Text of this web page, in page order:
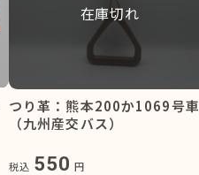
在庫切れ
つり革：熊本200か1069号車
（九州産交バス）
税込 550 円